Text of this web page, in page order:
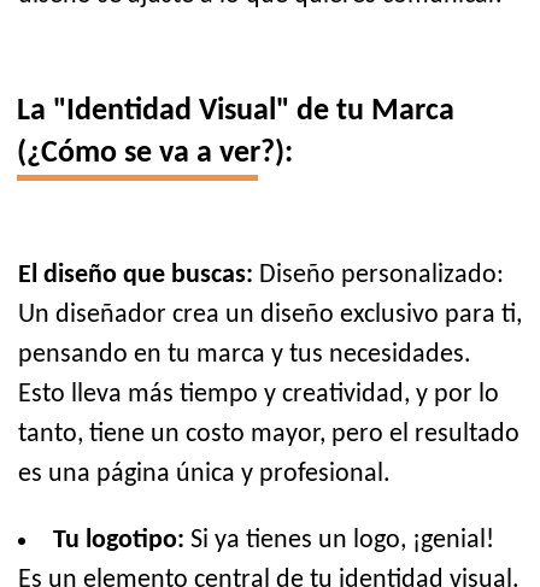
La "Identidad Visual" de tu Marca
(¿Cómo se va a ver?):
El diseño que buscas: Diseño personalizado:
Un diseñador crea un diseño exclusivo para ti,
pensando en tu marca y tus necesidades.
Esto lleva más tiempo y creatividad, y por lo
tanto, tiene un costo mayor, pero el resultado
es una página única y profesional.
Tu logotipo: Si ya tienes un logo, ¡genial!
Es un elemento central de tu identidad visual.